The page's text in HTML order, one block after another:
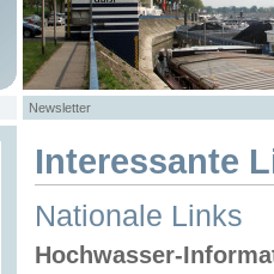
Newsletter
Interessante
Nationale Links
Hochwasser-